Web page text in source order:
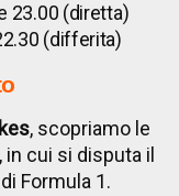
23.00 (diretta)
(differita)
, scopriamo le
cui si disputa il
Formula 1.